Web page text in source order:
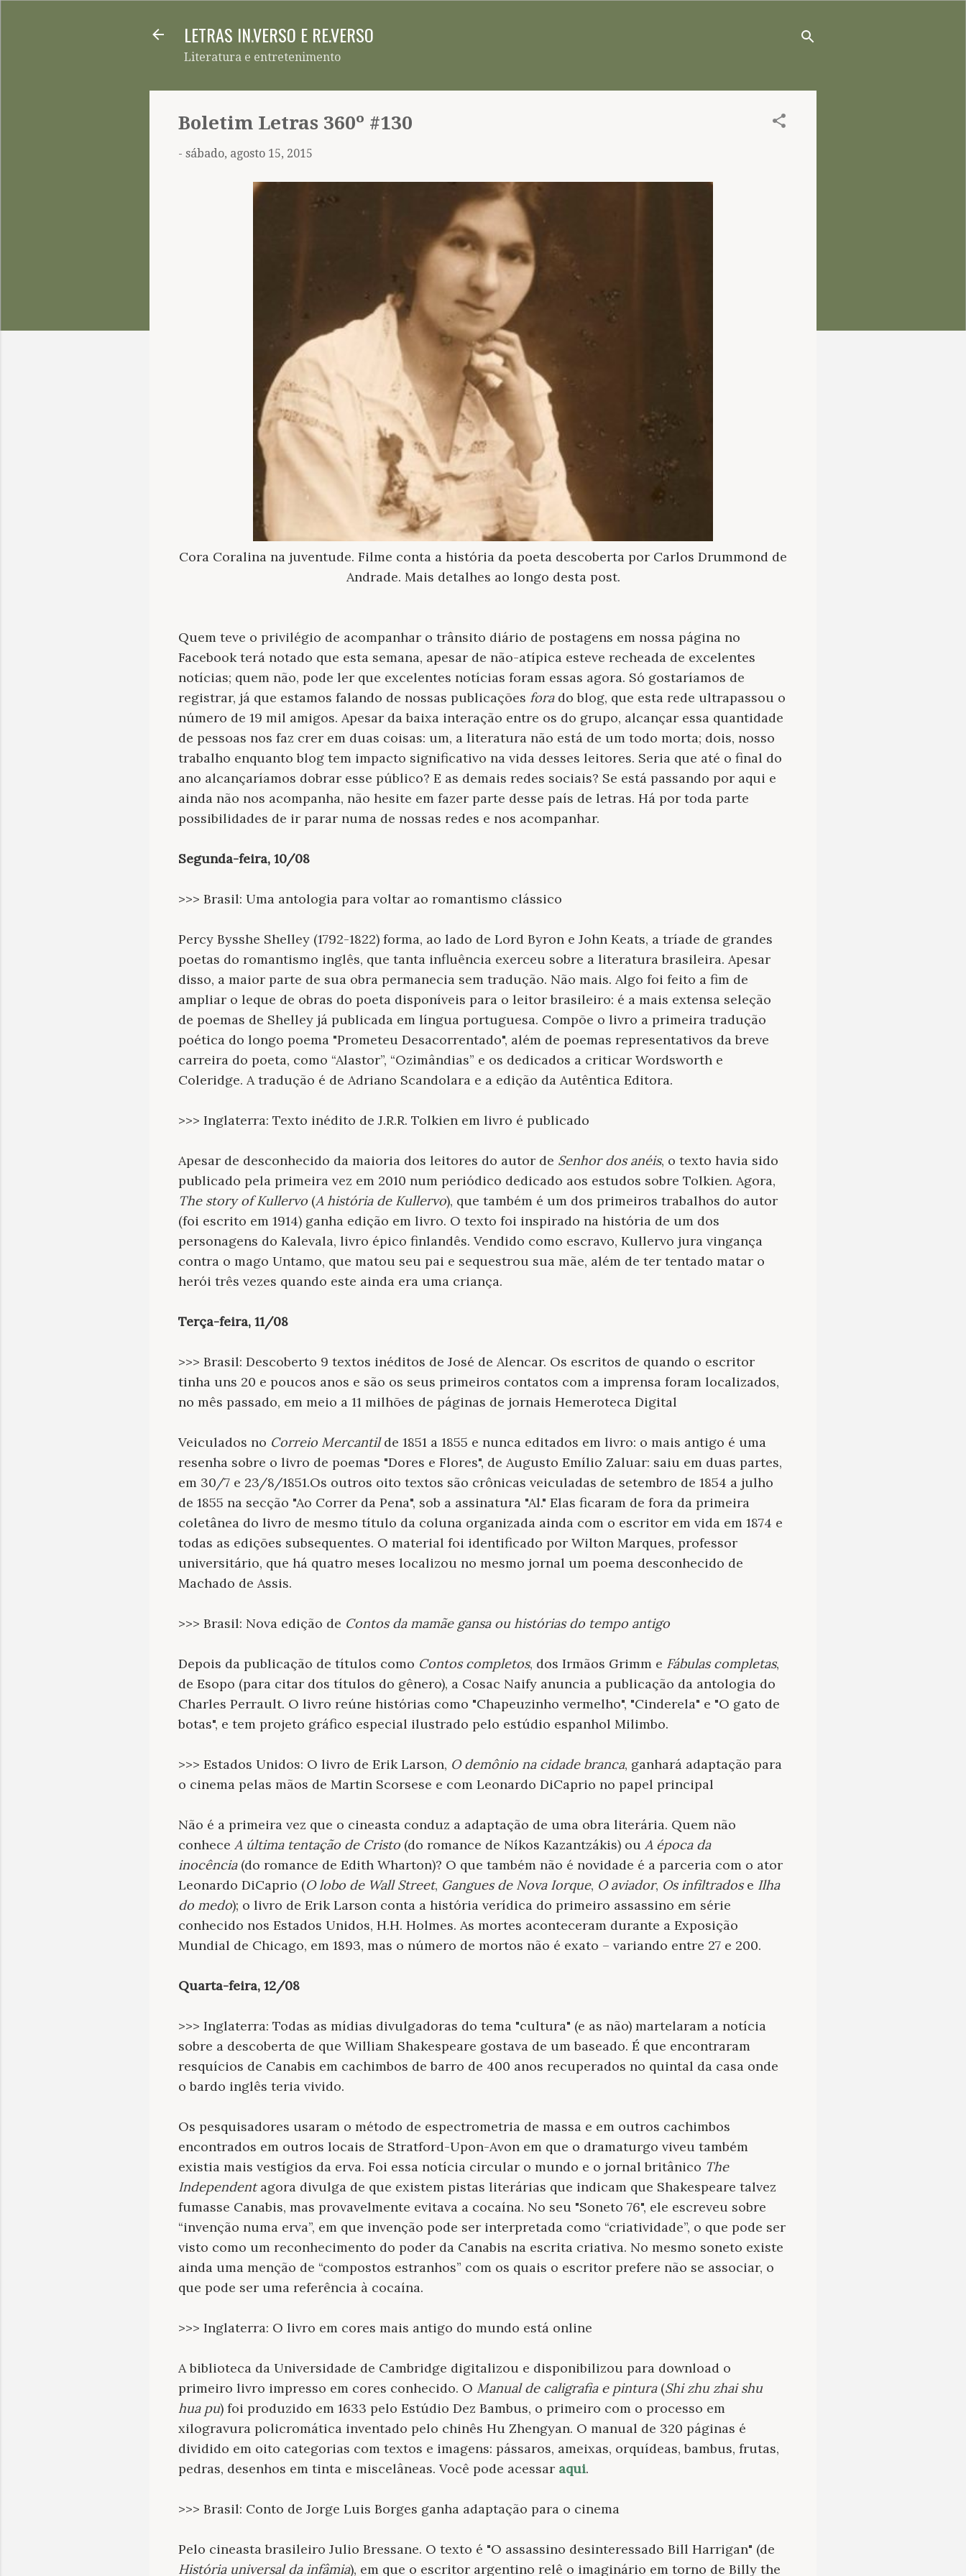
LETRAS IN.VERSO E RE.VERSO
Literatura e entretenimento
Boletim Letras 360º #130
- sábado, agosto 15, 2015
Cora Coralina na juventude. Filme conta a história da poeta descoberta por Carlos Drummond de
Andrade. Mais detalhes ao longo desta post.
Quem teve o privilégio de acompanhar o trânsito diário de postagens em nossa página no
Facebook terá notado que esta semana, apesar de não-atípica esteve recheada de excelentes
notícias; quem não, pode ler que excelentes notícias foram essas agora. Só gostaríamos de
registrar, já que estamos falando de nossas publicações fora do blog, que esta rede ultrapassou o
número de 19 mil amigos. Apesar da baixa interação entre os do grupo, alcançar essa quantidade
de pessoas nos faz crer em duas coisas: um, a literatura não está de um todo morta; dois, nosso
trabalho enquanto blog tem impacto significativo na vida desses leitores. Seria que até o final do
ano alcançaríamos dobrar esse público? E as demais redes sociais? Se está passando por aqui e
ainda não nos acompanha, não hesite em fazer parte desse país de letras. Há por toda parte
possibilidades de ir parar numa de nossas redes e nos acompanhar.
Segunda-feira, 10/08
>>> Brasil: Uma antologia para voltar ao romantismo clássico
Percy Bysshe Shelley (1792-1822) forma, ao lado de Lord Byron e John Keats, a tríade de grandes
poetas do romantismo inglês, que tanta influência exerceu sobre a literatura brasileira. Apesar
disso, a maior parte de sua obra permanecia sem tradução. Não mais. Algo foi feito a fim de
ampliar o leque de obras do poeta disponíveis para o leitor brasileiro: é a mais extensa seleção
de poemas de Shelley já publicada em língua portuguesa. Compõe o livro a primeira tradução
poética do longo poema "Prometeu Desacorrentado", além de poemas representativos da breve
carreira do poeta, como “Alastor”, “Ozimândias” e os dedicados a criticar Wordsworth e
Coleridge. A tradução é de Adriano Scandolara e a edição da Autêntica Editora.
>>> Inglaterra: Texto inédito de J.R.R. Tolkien em livro é publicado
Apesar de desconhecido da maioria dos leitores do autor de Senhor dos anéis, o texto havia sido
publicado pela primeira vez em 2010 num periódico dedicado aos estudos sobre Tolkien. Agora,
The story of Kullervo (A história de Kullervo), que também é um dos primeiros trabalhos do autor
(foi escrito em 1914) ganha edição em livro. O texto foi inspirado na história de um dos
personagens do Kalevala, livro épico finlandês. Vendido como escravo, Kullervo jura vingança
contra o mago Untamo, que matou seu pai e sequestrou sua mãe, além de ter tentado matar o
herói três vezes quando este ainda era uma criança.
Terça-feira, 11/08
>>> Brasil: Descoberto 9 textos inéditos de José de Alencar. Os escritos de quando o escritor
tinha uns 20 e poucos anos e são os seus primeiros contatos com a imprensa foram localizados,
no mês passado, em meio a 11 milhões de páginas de jornais Hemeroteca Digital
Veiculados no Correio Mercantilde 1851 a 1855 e nunca editados em livro: o mais antigo é uma
resenha sobre o livro de poemas "Dores e Flores", de Augusto Emílio Zaluar: saiu em duas partes,
em 30/7 e 23/8/1851.Os outros oito textos são crônicas veiculadas de setembro de 1854 a julho
de 1855 na secção "Ao Correr da Pena", sob a assinatura "Al." Elas ficaram de fora da primeira
coletânea do livro de mesmo título da coluna organizada ainda com o escritor em vida em 1874 e
todas as edições subsequentes. O material foi identificado por Wilton Marques, professor
universitário, que há quatro meses localizou no mesmo jornal um poema desconhecido de
Machado de Assis.
>>> Brasil: Nova edição de Contos da mamãe gansa ou histórias do tempo antigo
Depois da publicação de títulos como Contos completos, dos Irmãos Grimm e Fábulas completas,
de Esopo (para citar dos títulos do gênero), a Cosac Naify anuncia a publicação da antologia do
Charles Perrault. O livro reúne histórias como "Chapeuzinho vermelho", "Cinderela" e "O gato de
botas", e tem projeto gráfico especial ilustrado pelo estúdio espanhol Milimbo.
>>> Estados Unidos: O livro de Erik Larson, O demônio na cidade branca, ganhará adaptação para
o cinema pelas mãos de Martin Scorsese e com Leonardo DiCaprio no papel principal
Não é a primeira vez que o cineasta conduz a adaptação de uma obra literária. Quem não
conhece A última tentação de Cristo (do romance de Níkos Kazantzákis) ou A época da
inocência(do romance de Edith Wharton)? O que também não é novidade é a parceria com o ator
Leonardo DiCaprio (O lobo de Wall Street, Gangues de Nova Iorque, O aviador, Os infiltradose Ilha
do medo); o livro de Erik Larson conta a história verídica do primeiro assassino em série
conhecido nos Estados Unidos, H.H. Holmes. As mortes aconteceram durante a Exposição
Mundial de Chicago, em 1893, mas o número de mortos não é exato – variando entre 27 e 200.
Quarta-feira, 12/08
>>> Inglaterra: Todas as mídias divulgadoras do tema "cultura" (e as não) martelaram a notícia
sobre a descoberta de que William Shakespeare gostava de um baseado. É que encontraram
resquícios de Canabis em cachimbos de barro de 400 anos recuperados no quintal da casa onde
o bardo inglês teria vivido.
Os pesquisadores usaram o método de espectrometria de massa e em outros cachimbos
encontrados em outros locais de Stratford-Upon-Avon em que o dramaturgo viveu também
existia mais vestígios da erva. Foi essa notícia circular o mundo e o jornal britânico The
Independentagora divulga de que existem pistas literárias que indicam que Shakespeare talvez
fumasse Canabis, mas provavelmente evitava a cocaína. No seu "Soneto 76", ele escreveu sobre
“invenção numa erva”, em que invenção pode ser interpretada como “criatividade”, o que pode ser
visto como um reconhecimento do poder da Canabis na escrita criativa. No mesmo soneto existe
ainda uma menção de “compostos estranhos” com os quais o escritor prefere não se associar, o
que pode ser uma referência à cocaína.
>>> Inglaterra: O livro em cores mais antigo do mundo está online
A biblioteca da Universidade de Cambridge digitalizou e disponibilizou para download o
primeiro livro impresso em cores conhecido. O Manual de caligrafia e pintura(Shi zhu zhai shu
hua pu) foi produzido em 1633 pelo Estúdio Dez Bambus, o primeiro com o processo em
xilogravura policromática inventado pelo chinês Hu Zhengyan. O manual de 320 páginas é
dividido em oito categorias com textos e imagens: pássaros, ameixas, orquídeas, bambus, frutas,
pedras, desenhos em tinta e miscelâneas. Você pode acessar aqui.
>>> Brasil: Conto de Jorge Luis Borges ganha adaptação para o cinema
Pelo cineasta brasileiro Julio Bressane. O texto é "O assassino desinteressado Bill Harrigan" (de
História universal da infâmia), em que o escritor argentino relê o imaginário em torno de Billy the